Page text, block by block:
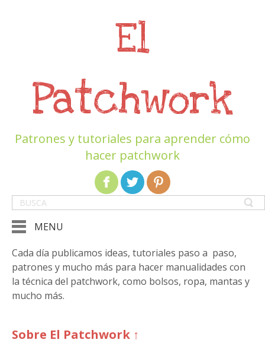
El
Patchwork
Patrones y tutoriales para aprender cómo
hacer patchwork
MENU
Cada día publicamos ideas, tutoriales paso a paso,
patrones y mucho más para hacer manualidades con
la técnica del patchwork, como bolsos, ropa, mantas y
mucho más.
Sobre El Patchwork ↑